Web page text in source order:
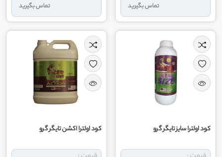
تماس بگیرید تماس بگیرید
کود اولترا سایز تایگر گرو کود اولترا اکشن تایگر گرو